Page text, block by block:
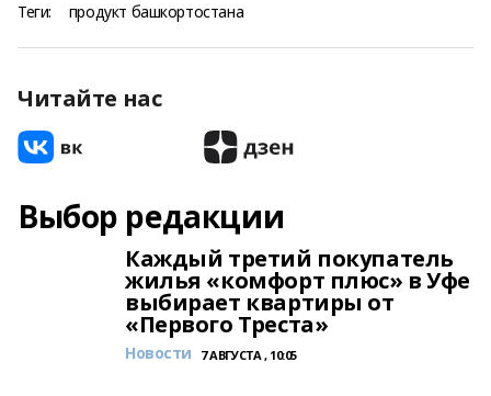
Теги: продукт башкортостана
Читайте нас
Выбор редакции
Каждый третий покупатель
жилья «комфорт плюс» в Уфе
выбирает квартиры от
«Первого Треста»
Новости 7 АВГУСТА , 10:05